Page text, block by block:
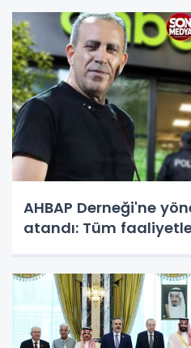
AHBAP Derneği'ne
atandı: Tüm